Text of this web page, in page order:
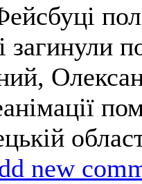
загинули
new